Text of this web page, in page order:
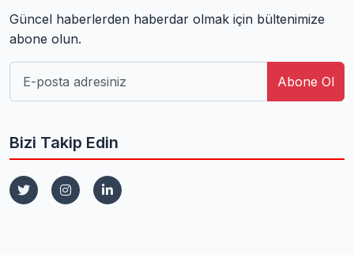
Güncel haberlerden haberdar olmak için bültenimize
abone olun.
Abone Ol
Bizi Takip Edin